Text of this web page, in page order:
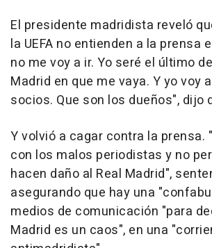
El presidente madridista reveló
la UEFA no entienden a la prensa
no me voy a ir. Yo seré el último
Madrid en que me vaya. Y yo voy
socios. Que son los dueños", dijo
Y volvió a cagar contra la prensa.
con los malos periodistas y no
hacen daño al Real Madrid",
asegurando que hay una
medios de comunicación "para
Madrid es un caos", en una